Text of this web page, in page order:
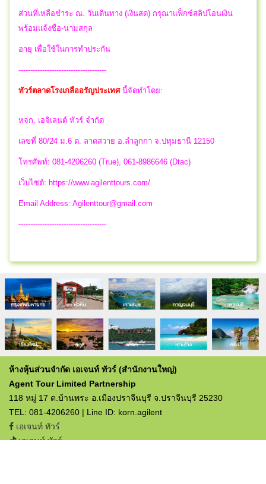
ส่วนที่เหลือชำระ ณ. วันเดินทาง (เงินสด) กรุณาแฟ็กซ์สลิปโอนเงิน
พร้อมแจ้งชื่อ-นามสกุล
อายุ เพื่อใช้ในการทำประกัน
-------------------------------------
ทัวร์ตลาดโรงเกลืออรัญประเทศ นี้จัดทำโดย:
หจก. เอจิเลนต์ ทัวร์ จำกัด
เลขที่ 80/24 ม.6 ต. ลาดสวาย อ.ลำลูกกา จ.ปทุมธานี 12150
โทรศัพท์: 081-4206260 (True), 061-8986646 (Dtac)
เว็บไซต์: https://www.agilenttours.com/
Email Address: Agilenttour@gmail.com
-------------------------------------
ห้างหุ้นส่วนจำกัด เอเจนท์ ทัวร์ (สำนักงานใหญ่)
Agent Tour Limited Partnership
118 หมู่ 17 ต.บ้านพระ อ.เมืองปราจีนบุรี จ.ปราจีนบุรี 25230
TEL: 081-4206260 | Line ID: korn.agilent
เอเจนท์ ทัวร์
เอเจนท์ ทัวร์